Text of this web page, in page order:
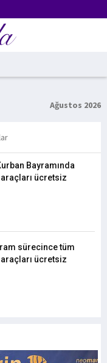
Ağustos 2026
Bayramında
ücretsiz
sürecince tüm
ücretsiz